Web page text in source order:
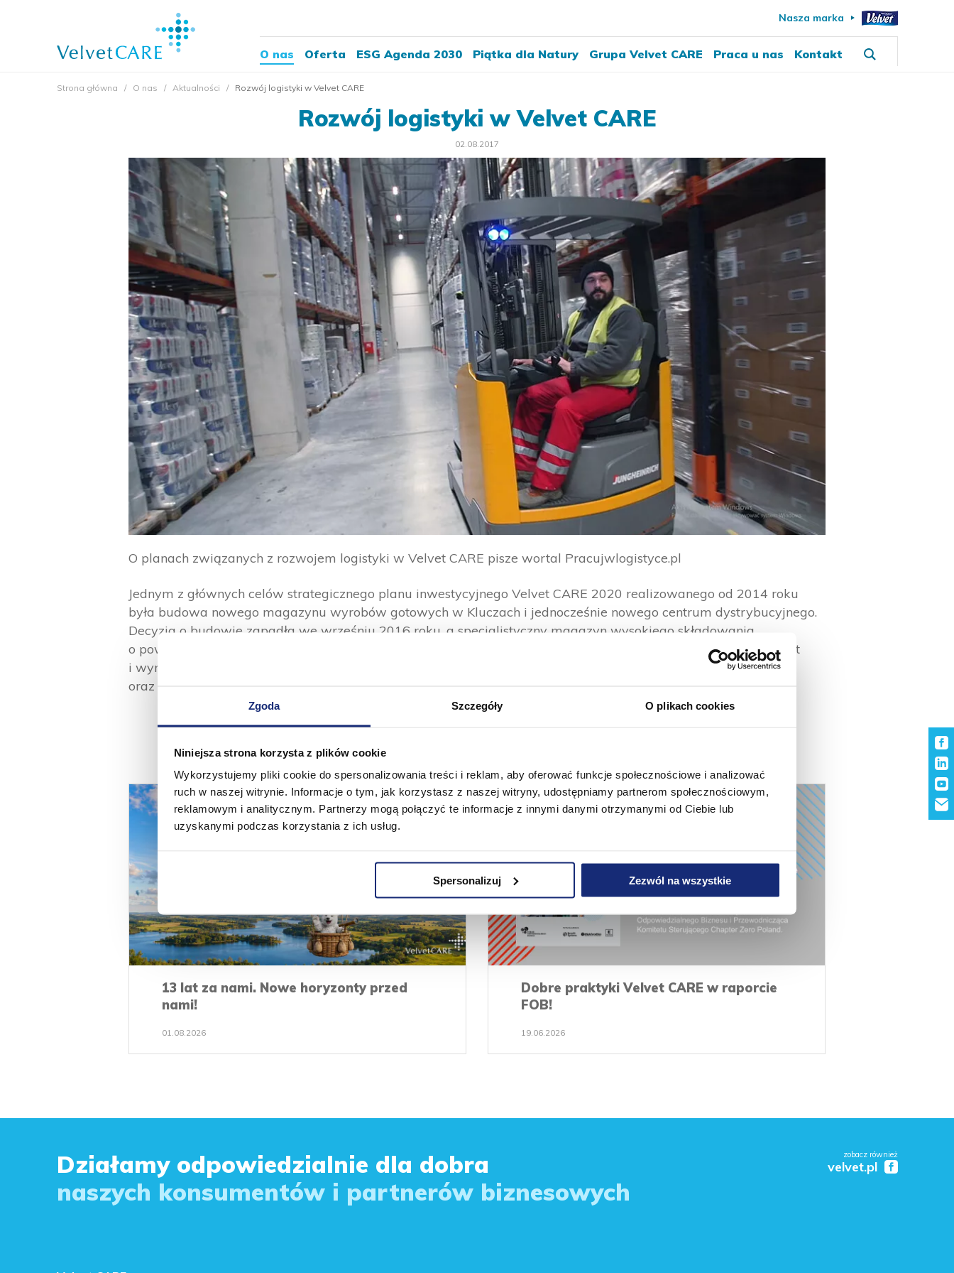
Zgoda Szczegóły O plikach cookies
Niniejsza strona korzysta z plików cookie
Wykorzystujemy pliki cookie do spersonalizowania treści i reklam, aby oferować funkcje społecznościowe i analizować
ruch w naszej witrynie. Informacje o tym, jak korzystasz z naszej witryny, udostępniamy partnerom społecznościowym,
reklamowym i analitycznym. Partnerzy mogą połączyć te informacje z innymi danymi otrzymanymi od Ciebie lub
uzyskanymi podczas korzystania z ich usług.
Spersonalizuj Zezwól na wszystkie
Nasza marka
O nas Oferta ESG Agenda 2030 Piątka dla Natury Grupa Velvet CARE Praca u nas Kontakt
Strona główna O nas Aktualności Rozwój logistyki w Velvet CARE
Rozwój logistyki w Velvet CARE
02.08.2017
O planach związanych z rozwojem logistyki w Velvet CARE pisze wortal Pracujwlogistyce.pl
Jednym z głównych celów strategicznego planu inwestycyjnego Velvet CARE 2020 realizowanego od 2014 roku
była budowa nowego magazynu wyrobów gotowych w Kluczach i jednocześnie nowego centrum dystrybucyjnego.
Decyzja o budowie zapadła we wrześniu 2016 roku, a specjalistyczny magazyn wysokiego składowania
o powierzchni 20,6 tys. mkw został oddany już w lutym 2017 roku. To właśnie stąd wysyłane są produkty Velvet
i wyroby na potrzeby marek własnych produkowane w kluczewskiej papierni do wszystkich zakątków Polski
oraz do 18 rynków eksportowych. Zapraszamy do lektury artykułu w
13 lat za nami. Nowe horyzonty przed
nami!
01.08.2026
Dobre praktyki Velvet CARE w raporcie
FOB!
19.06.2026
Działamy odpowiedzialnie dla dobra
naszych konsumentów i partnerów biznesowych
zobacz również
velvet.pl